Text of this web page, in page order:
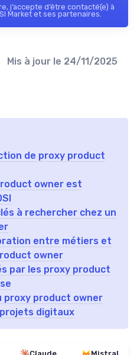
j’accepte d’être contacté(e) à
Market et ses partenaires.
Mis à jour le 24/11/2025
de proxy product
owner est
à rechercher chez un
entre métiers et
owner
par les proxy product
proxy product owner
digitaux